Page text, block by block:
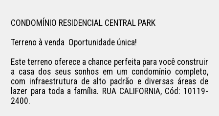
CONDOMÍNIO RESIDENCIAL CENTRAL PARK
Terreno à venda  Oportunidade única!
Este terreno oferece a chance perfeita para você construir
a casa dos seus sonhos em um condomínio completo,
com infraestrutura de alto padrão e diversas áreas de
lazer para toda a família. RUA CALIFORNIA, Cód: 10119-
2400.